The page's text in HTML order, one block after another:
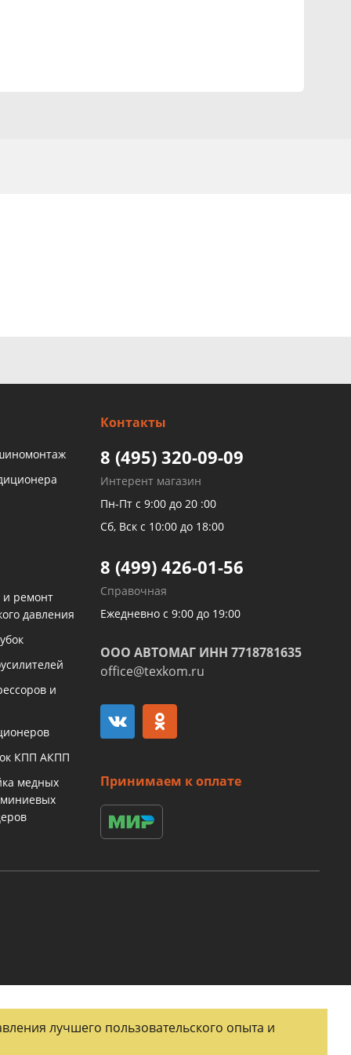
и ремонт
давления
и
КПП АКПП
медных
Контакты
8 (495) 320-09-09
Интерент магазин
Пн-Пт с 9:00 до 20 :00
Сб, Вск с 10:00 до 18:00
8 (499) 426-01-56
Справочная
Ежедневно с 9:00 до 19:00
ООО АВТОМАГ ИНН 7718781635
office@texkom.ru
Принимаем к оплате
лучшего пользовательского опыта и